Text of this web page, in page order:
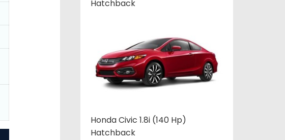
Hatchback
Honda Civic 1.8i (140 Hp)
Hatchback